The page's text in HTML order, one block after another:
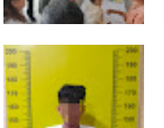
Gubsu Bobby Pastikan Pasien
Rujukan dari Nias Tak
Terkendala Biaya Perjalanan
dan Rumah Singgah di Medan